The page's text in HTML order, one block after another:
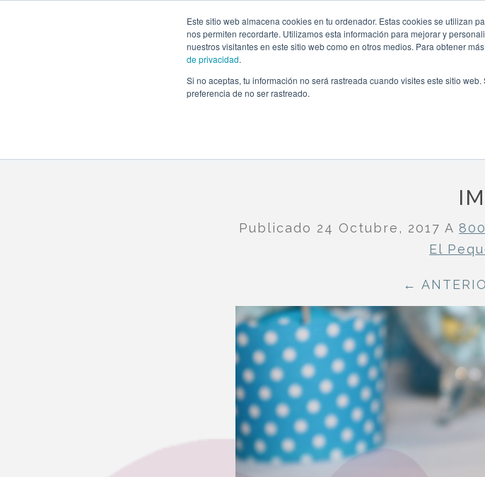
Este sitio web almacena cookies en tu ordenador. Estas cookies se utilizan
nos permiten recordarte. Utilizamos esta información para mejorar y
nuestros visitantes en este sitio web como en otros medios. Para obtener
de privacidad.
Si no aceptas, tu información no será rastreada cuando visites este sitio
preferencia de no ser rastreado.
INICIO
Nuestros eventos»Un Baby Shower de cine para el pequeño Sebastián
Publicado 24 Octubre, 2017 A
El
←